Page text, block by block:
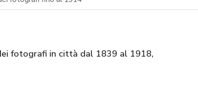
fotografi in città dal 1839 al 1918,